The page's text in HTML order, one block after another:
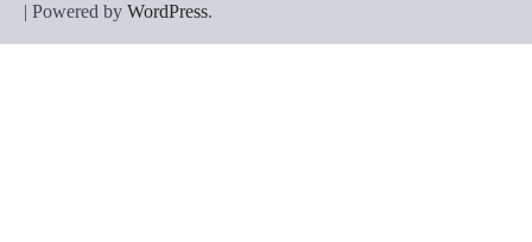
| Powered by WordPress.